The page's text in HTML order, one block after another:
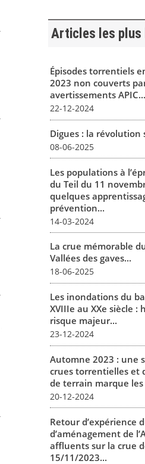
Articles les plus
Épisodes torrentiels
2023 non couverts
avertissements APIC...
22-12-2024
Digues : la révolution
08-06-2025
Les populations à
du Teil du 11
quelques
prévention...
14-03-2024
La crue mémorable
Vallées des gaves...
18-06-2025
Les inondations du
XVIIIe au XXe siècle :
risque majeur...
23-12-2024
Automne 2023 : une
crues torrentielles et
de terrain marque les
20-12-2024
Retour d’expérience
d’aménagement de
affluents sur la crue
15/11/2023...